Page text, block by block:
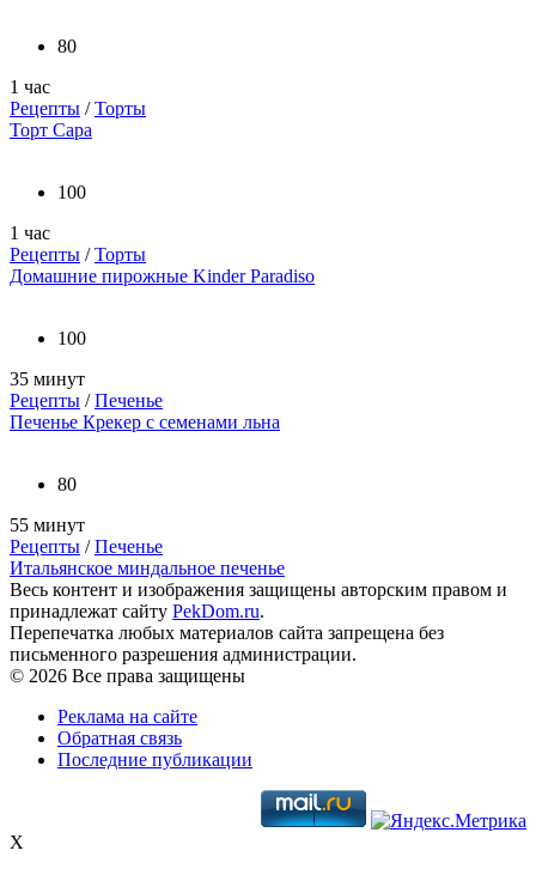
80
1 час
Рецепты /Торты
Торт Сара
100
1 час
Рецепты /Торты
Домашние пирожные Kinder Paradiso
100
35 минут
Рецепты /Печенье
Печенье Крекер с семенами льна
80
55 минут
Рецепты /Печенье
Итальянское миндальное печенье
Весь контент и изображения защищены авторским правом и
принадлежат сайту PekDom.ru.
Перепечатка любых материалов сайта запрещена без
письменного разрешения администрации.
© 2026 Все права защищены
Реклама на сайте
Обратная связь
Последние публикации
X